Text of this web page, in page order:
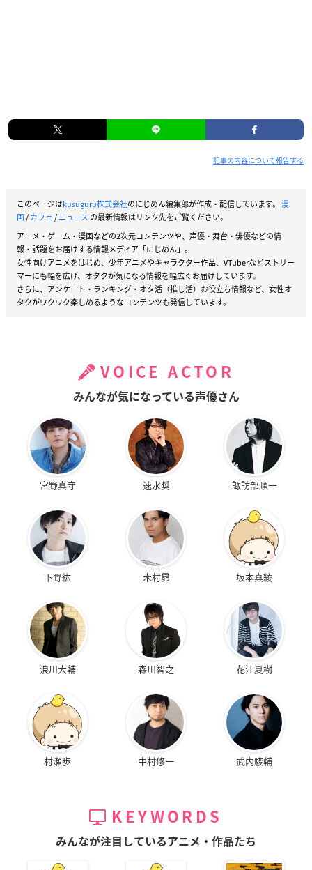
記事の内容について報告する
このページはkusuguru株式会社のにじめん編集部が作成・配信しています。 漫
画/カフェ/ニュース の最新情報はリンク先をご覧ください。
アニメ・ゲーム・漫画などの2次元コンテンツや、声優・舞台・俳優などの情
報・話題をお届けする情報メディア「にじめん」。
女性向けアニメをはじめ、少年アニメやキャラクター作品、VTuberなどストリー
マーにも幅を広げ、オタクが気になる情報を幅広くお届けしています。
さらに、アンケート・ランキング・オタ活（推し活）お役立ち情報など、女性オ
タクがワクワク楽しめるようなコンテンツも発信しています。
VOICE ACTOR
みんなが気になっている声優さん
宮野真守 速水奨 諏訪部順一
下野紘 木村昴 坂本真綾
浪川大輔 森川智之 花江夏樹
村瀬歩 中村悠一 武内駿輔
KEYWORDS
みんなが注目しているアニメ・作品たち